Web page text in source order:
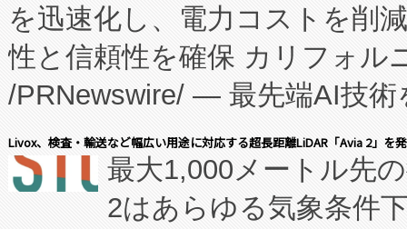
従来のフェッドバッチ施設の
に、患者やサプライチェーン
キー方式で拡張性が高く、持
す。FCCM‑を活用した現地生
患者にとっての費用負担を大
のアクセスを大幅に拡大する
を迅速化し、電力コストを削
性と信頼性を確保 カリフォル
/PRNewswire/ — 最先端AI技術
会社エーアイ・アンド：本社
President原信平）と、エンタ
ードするVoltaiqは、日本にあ
Livox、検査・輸送など幅広い用途に対応する超長距離LiDAR「Avia 2」を
最大1,000メートル先
2はあらゆる気象条件